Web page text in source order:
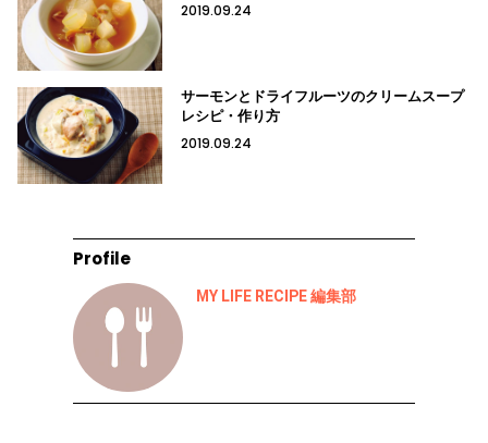
2019.09.24
サーモンとドライフルーツのクリームスープ
レシピ・作り方
2019.09.24
Profile
MY LIFE RECIPE 編集部